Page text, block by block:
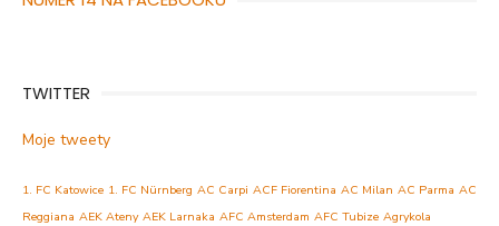
TWITTER
Moje tweety
1. FC Katowice 1. FC Nürnberg AC Carpi ACF Fiorentina AC Milan AC Parma AC
Reggiana AEK Ateny AEK Larnaka AFC Amsterdam AFC Tubize Agrykola